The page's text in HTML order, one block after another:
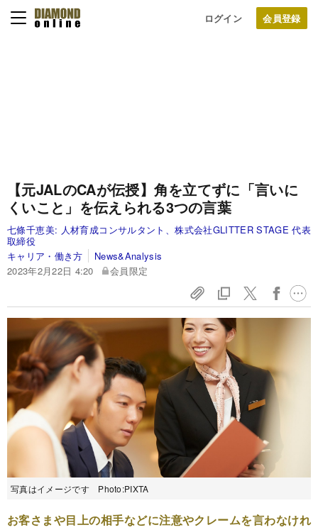
ログイン
【元JALのCAが伝授】角を立てずに「言いに
くいこと」を伝えられる3つの言葉
七條千恵美: 人材育成コンサルタント、株式会社GLITTER STAGE 代表
取締役
キャリア・働き方
News&Analysis
2023年2月22日 4:20
会員限定
写真はイメージです Photo:PIXTA
お客さまや目上の相手などに注意やクレームを言わなけれ